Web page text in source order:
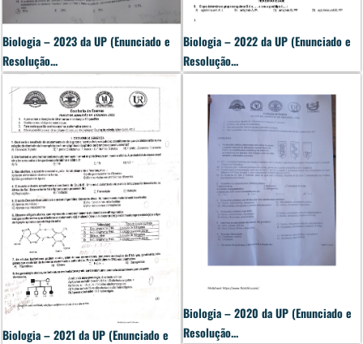
Biologia – 2023 da UP (Enunciado e
Resolução...
Biologia – 2022 da UP (Enunciado e
Resolução...
Biologia – 2021 da UP (Enunciado e
Biologia – 2020 da UP (Enunciado e
Resolução...